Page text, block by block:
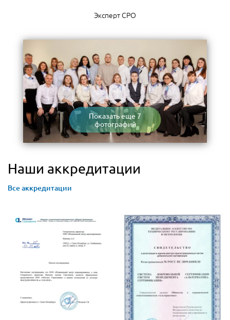
Эксперт СРО
Показать еще 7
фотографий
Наши аккредитации
Все аккредитации